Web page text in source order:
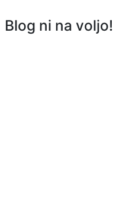
Blog ni na voljo!